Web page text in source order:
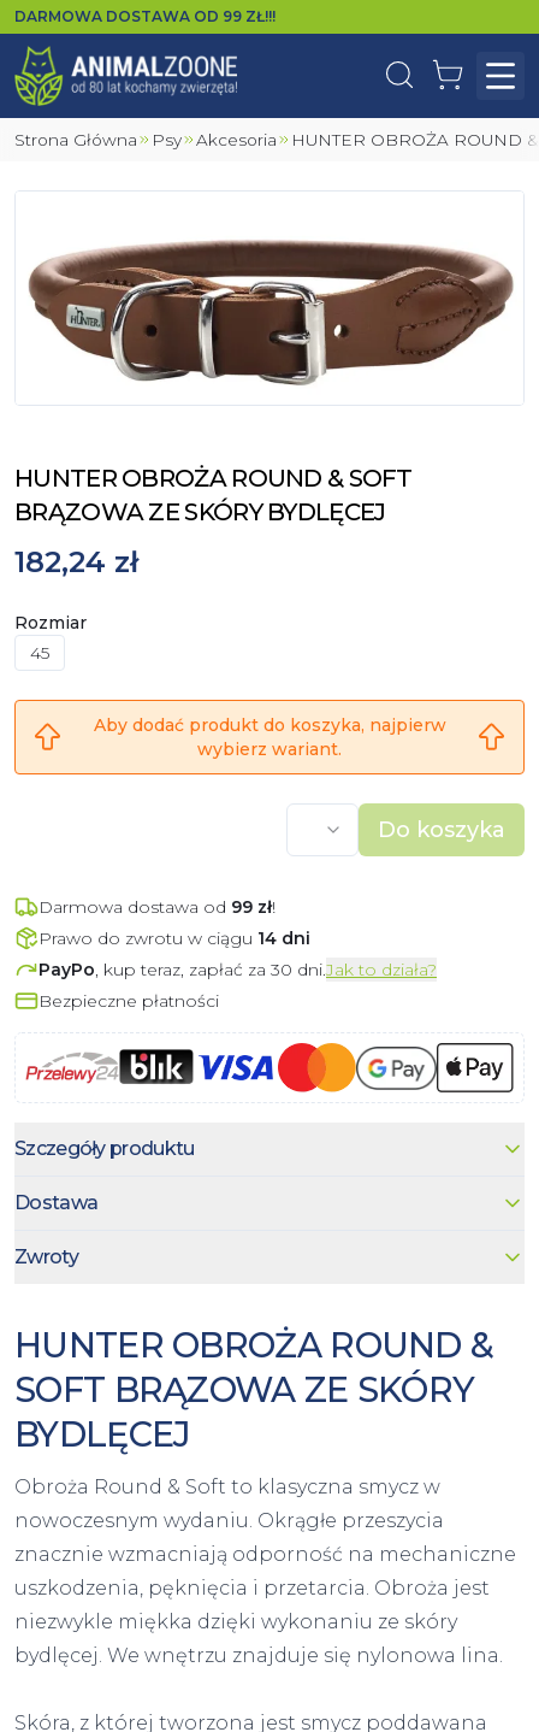
DARMOWA DOSTAWA OD 99 ZŁ!!!
WyszukajKoszyk
Strona Główna Psy Akcesoria HUNTER OBROŻA ROUND
HUNTER OBROŻA ROUND & SOFT
BRĄZOWA ZE SKÓRY BYDLĘCEJ
182,24 zł
Rozmiar
45
Aby dodać produkt do koszyka, najpierw
wybierz wariant.
Do koszyka
Darmowa dostawa od 99 zł!
Prawo do zwrotu w ciągu 14 dni
PayPo, kup teraz, zapłać za 30 dni.Jak to działa?
Bezpieczne płatności
Szczegóły produktu
Dostawa
Zwroty
HUNTER OBROŻA ROUND &
SOFT BRĄZOWA ZE SKÓRY
BYDLĘCEJ
Obroża Round & Soft to klasyczna smycz w
nowoczesnym wydaniu. Okrągłe przeszycia
znacznie wzmacniają odporność na mechaniczne
uszkodzenia, pęknięcia i przetarcia. Obroża jest
niezwykle miękka dzięki wykonaniu ze skóry
bydlęcej. We wnętrzu znajduje się nylonowa lina.
Skóra, z której tworzona jest smycz poddawana